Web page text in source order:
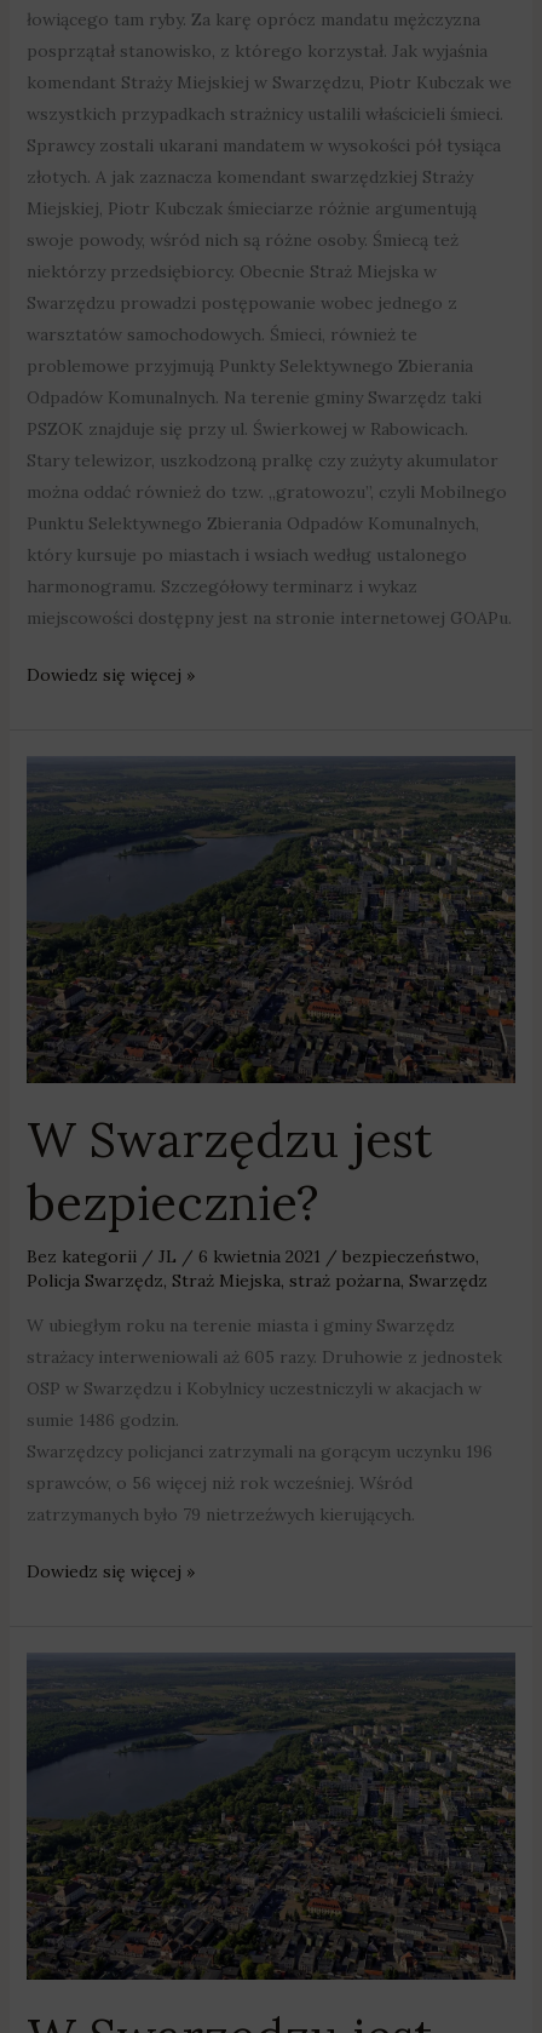
łowiącego tam ryby. Za karę oprócz mandatu mężczyzna
posprzątał stanowisko, z którego korzystał. Jak wyjaśnia
komendant Straży Miejskiej w Swarzędzu, Piotr Kubczak we
wszystkich przypadkach strażnicy ustalili właścicieli śmieci.
Sprawcy zostali ukarani mandatem w wysokości pół tysiąca
złotych. A jak zaznacza komendant swarzędzkiej Straży
Miejskiej, Piotr Kubczak śmieciarze różnie argumentują
swoje powody, wśród nich są różne osoby. Śmiecą też
niektórzy przedsiębiorcy. Obecnie Straż Miejska w
Swarzędzu prowadzi postępowanie wobec jednego z
warsztatów samochodowych. Śmieci, również te
problemowe przyjmują Punkty Selektywnego Zbierania
Odpadów Komunalnych. Na terenie gminy Swarzędz taki
PSZOK znajduje się przy ul. Świerkowej w Rabowicach.
Stary telewizor, uszkodzoną pralkę czy zużyty akumulator
można oddać również do tzw. „gratowozu”, czyli Mobilnego
Punktu Selektywnego Zbierania Odpadów Komunalnych,
który kursuje po miastach i wsiach według ustalonego
harmonogramu. Szczegółowy terminarz i wykaz
miejscowości dostępny jest na stronie internetowej GOAPu.
Dowiedz się więcej »
W Swarzędzu jest
bezpiecznie?
Bez kategorii/ JL / 6 kwietnia 2021 / bezpieczeństwo,
Policja Swarzędz, Straż Miejska, straż pożarna, Swarzędz
W ubiegłym roku na terenie miasta i gminy Swarzędz
strażacy interweniowali aż 605 razy. Druhowie z jednostek
OSP w Swarzędzu i Kobylnicy uczestniczyli w akacjach w
sumie 1486 godzin.
Swarzędzcy policjanci zatrzymali na gorącym uczynku 196
sprawców, o 56 więcej niż rok wcześniej. Wśród
zatrzymanych było 79 nietrzeźwych kierujących.
Swarzędzu
bezpiecznie?
Dowiedz się więcej »
Swarzędzu
bezpiecznie?